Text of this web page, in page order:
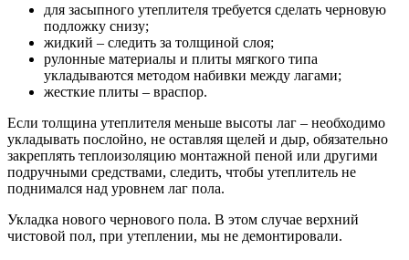
для засыпного утеплителя требуется сделать черновую
подложку снизу;
жидкий – следить за толщиной слоя;
рулонные материалы и плиты мягкого типа
укладываются методом набивки между лагами;
жесткие плиты – враспор.
Если толщина утеплителя меньше высоты лаг – необходимо
укладывать послойно, не оставляя щелей и дыр, обязательно
закреплять теплоизоляцию монтажной пеной или другими
подручными средствами, следить, чтобы утеплитель не
поднимался над уровнем лаг пола.
Укладка нового чернового пола. В этом случае верхний
чистовой пол, при утеплении, мы не демонтировали.